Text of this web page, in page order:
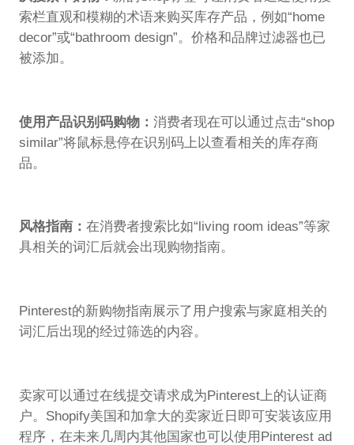
索栏直观和模糊的术语来购买库存产品，例如“home
decor”或“bathroom design”。价格和品牌过滤器也已
被添加。
使用产品识别码购物： 消费者现在可以通过点击“shop
similar”将鼠标悬停在识别码上以查看相关的库存商
品。
风格指南： 在消费者搜索比如“living room ideas”等家
具相关的词汇后就会出现购物指南。
Pinterest的新购物指南展示了用户搜索与家庭相关的
词汇后出现的经过筛选的内容。
卖家可以通过在线提交请求成为Pinterest上的认证商
户。Shopify美国和加拿大的卖家近日即可安装该应用
程序，在未来几周内其他国家也可以使用Pinterest ad